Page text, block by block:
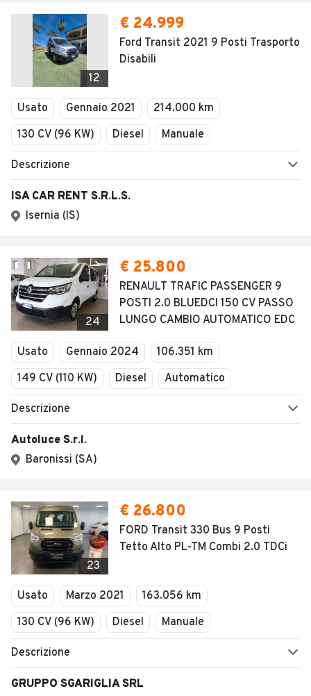
12
€ 24.999
Ford Transit 2021 9 Posti Trasporto
Disabili
Usato Gennaio 2021
214.000 km
130 CV (96 KW)
Diesel Manuale
Descrizione
ISA CAR RENT S.R.L.S.
Isernia (IS)
24
€ 25.800
RENAULT TRAFIC PASSENGER 9
POSTI 2.0 BLUEDCI 150 CV PASSO
LUNGO CAMBIO AUTOMATICO EDC
Usato Gennaio 2024
106.351 km
149 CV (110 KW)
Diesel Automatico
Descrizione
Autoluce S.r.l.
Baronissi (SA)
23
€ 26.800
FORD Transit 330 Bus 9 Posti
Tetto Alto PL-TM Combi 2.0 TDCi
Usato Marzo 2021
163.056 km
130 CV (96 KW)
Diesel Manuale
Descrizione
GRUPPO SGARIGLIA SRL